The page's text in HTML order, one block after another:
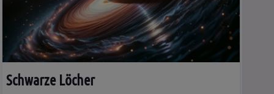
Schwarze Löcher